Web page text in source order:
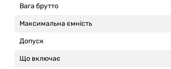
Вага брутто
Максимальна ємність
Допуск
Що включає